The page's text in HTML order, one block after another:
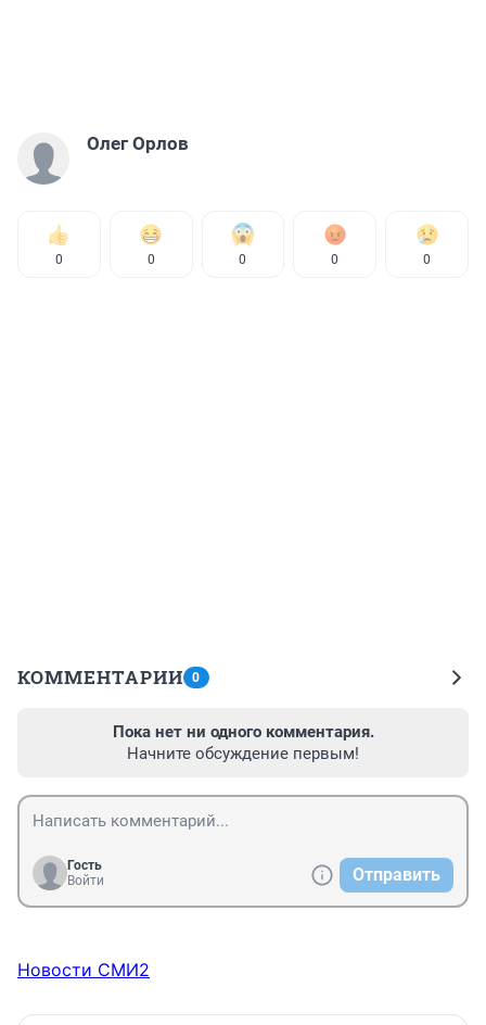
Олег Орлов
0 0 0 0 0
КОММЕНТАРИИ 0
Пока нет ни одного комментария.
Начните обсуждение первым!
Гость
Войти
Отправить
Новости СМИ2